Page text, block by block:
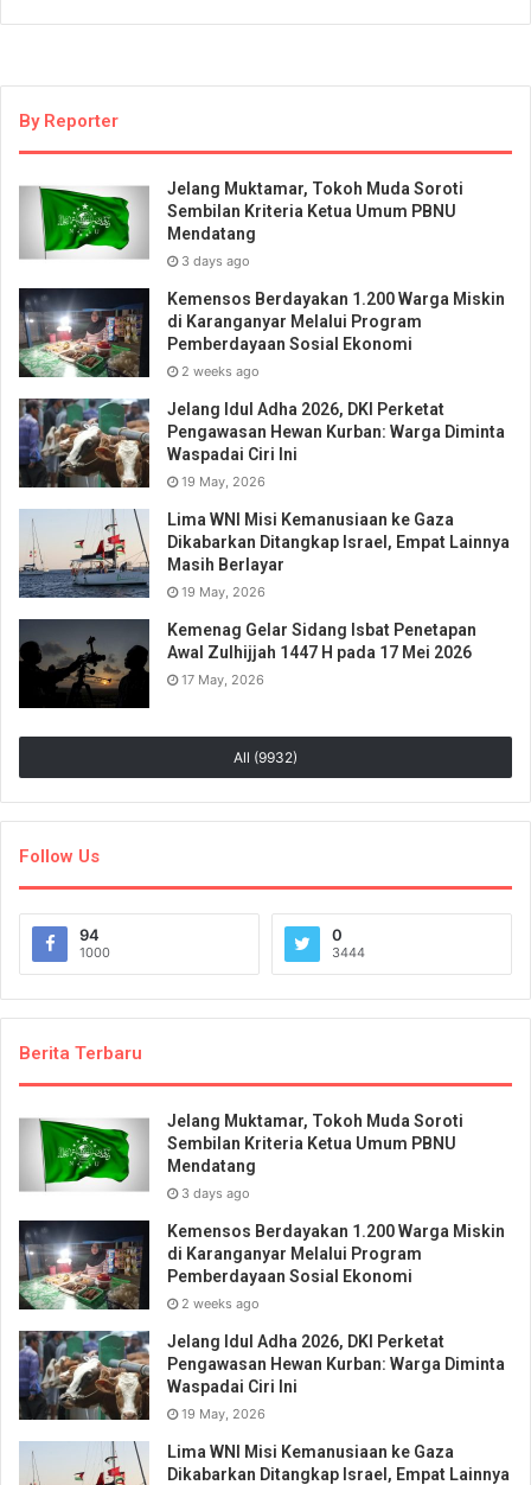
By Reporter
Jelang Muktamar, Tokoh Muda Soroti
Sembilan Kriteria Ketua Umum PBNU
Mendatang
3 days ago
Kemensos Berdayakan 1.200 Warga Miskin
di Karanganyar Melalui Program
Pemberdayaan Sosial Ekonomi
2 weeks ago
Jelang Idul Adha 2026, DKI Perketat
Pengawasan Hewan Kurban: Warga Diminta
Waspadai Ciri Ini
19 May, 2026
Lima WNI Misi Kemanusiaan ke Gaza
Dikabarkan Ditangkap Israel, Empat Lainnya
Masih Berlayar
19 May, 2026
Kemenag Gelar Sidang Isbat Penetapan
Awal Zulhijjah 1447 H pada 17 Mei 2026
17 May, 2026
All (9932)
Follow Us
94
1000
0
3444
Berita Terbaru
Jelang Muktamar, Tokoh Muda Soroti
Sembilan Kriteria Ketua Umum PBNU
Mendatang
3 days ago
Kemensos Berdayakan 1.200 Warga Miskin
di Karanganyar Melalui Program
Pemberdayaan Sosial Ekonomi
2 weeks ago
Jelang Idul Adha 2026, DKI Perketat
Pengawasan Hewan Kurban: Warga Diminta
Waspadai Ciri Ini
19 May, 2026
Lima WNI Misi Kemanusiaan ke Gaza
Dikabarkan Ditangkap Israel, Empat Lainnya